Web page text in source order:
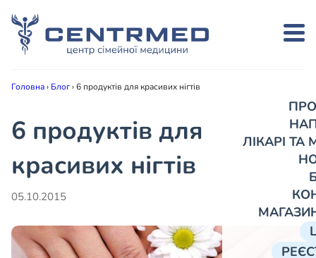
ЛІКАРІ
Головна› Блог›6 продуктів для красивих нігтів
6 продуктів для
красивих нігтів
05.10.2015